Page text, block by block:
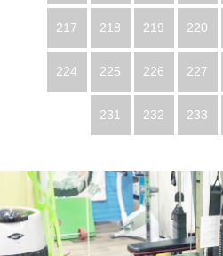
217 218 219 220
224 225 226 227
231 232 233